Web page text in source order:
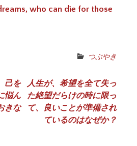
who can die for those
つぶやき
己を
悩ん
きな
人生が、希望を全て失っ
た絶望だらけの時に限っ
て、良いことが準備され
ているのはなぜか？